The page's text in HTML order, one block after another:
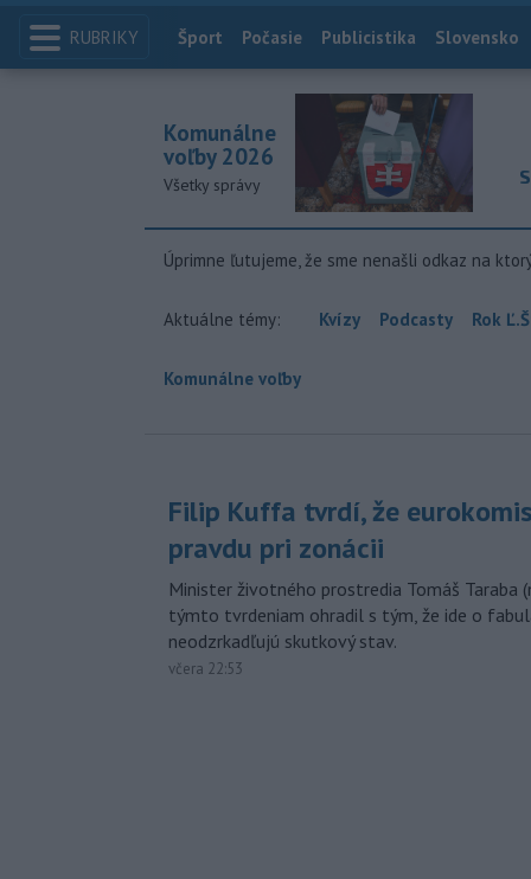
RUBRIKY Index
Šport Počasie Publicistika Slovensko
Komunálne
voľby 2026
Všetky správy
Úprimne ľutujeme, že sme nenašli odkaz na
Aktuálne témy: Kvízy Podcasty Rok
Komunálne voľby
Filip Kuffa tvrdí, že
pravdu pri zonácii
Minister životného prostredia Tomáš Taraba
týmto tvrdeniam ohradil s tým, že ide o
neodzrkadľujú skutkový stav.
včera 22:53